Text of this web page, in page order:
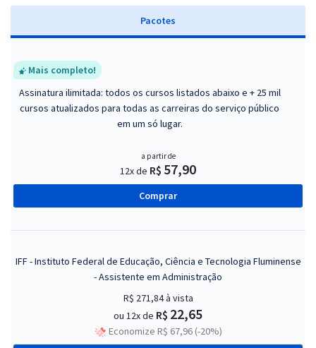
Pacotes
Mais completo!
Assinatura ilimitada: todos os cursos listados abaixo e + 25 mil
cursos atualizados para todas as carreiras do serviço público
em um só lugar.
a partir de
12x de R$ 57,90
Comprar
IFF - Instituto Federal de Educação, Ciência e Tecnologia Fluminense
- Assistente em Administração
R$ 271,84à vista
ou 12x de R$ 22,65
Economize R$ 67,96 (-20%)